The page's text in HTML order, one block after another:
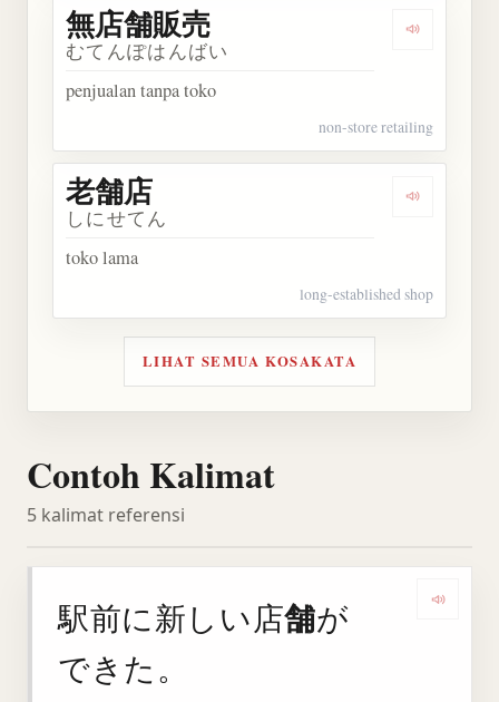
Dengarkan
無店舗販売
むてんぽはんばい
penjualan tanpa toko
non-store retailing
Dengarkan
老舗店
しにせてん
toko lama
long-established shop
LIHAT SEMUA KOSAKATA
Contoh Kalimat
5 kalimat referensi
駅前に新しい店舗が
できた。